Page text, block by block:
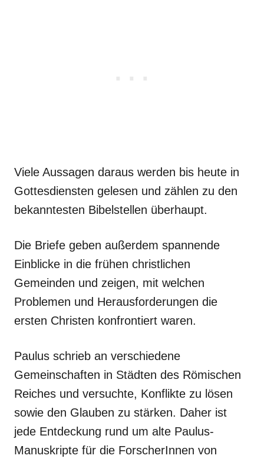
Viele Aussagen daraus werden bis heute in
Gottesdiensten gelesen und zählen zu den
bekanntesten Bibelstellen überhaupt.
Die Briefe geben außerdem spannende
Einblicke in die frühen christlichen
Gemeinden und zeigen, mit welchen
Problemen und Herausforderungen die
ersten Christen konfrontiert waren.
Paulus schrieb an verschiedene
Gemeinschaften in Städten des Römischen
Reiches und versuchte, Konflikte zu lösen
sowie den Glauben zu stärken. Daher ist
jede Entdeckung rund um alte Paulus-
Manuskripte für die ForscherInnen von